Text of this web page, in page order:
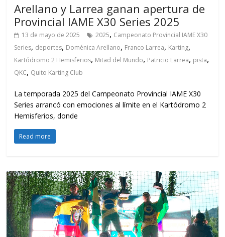
Arellano y Larrea ganan apertura de
Provincial IAME X30 Series 2025
13 de mayo de 2025 2025, Campeonato Provincial IAME X30
Series, deportes, Doménica Arellano, Franco Larrea, Karting,
Kartódromo 2 Hemisferios, Mitad del Mundo, Patricio Larrea, pista,
QKC, Quito Karting Club
La temporada 2025 del Campeonato Provincial IAME X30
Series arrancó con emociones al límite en el Kartódromo 2
Hemisferios, donde
Read more